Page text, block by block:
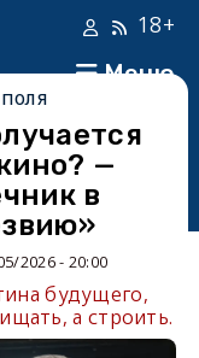
Меню
18+
—
в
2026 - 20:00
будущего,
а строить.